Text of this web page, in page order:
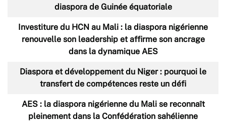
diaspora de Guinée équatoriale
Investiture du HCN au Mali : la diaspora nigérienne
renouvelle son leadership et affirme son ancrage
dans la dynamique AES
Diaspora et développement du Niger : pourquoi le
transfert de compétences reste un défi
AES : la diaspora nigérienne du Mali se reconnaît
pleinement dans la Confédération sahélienne